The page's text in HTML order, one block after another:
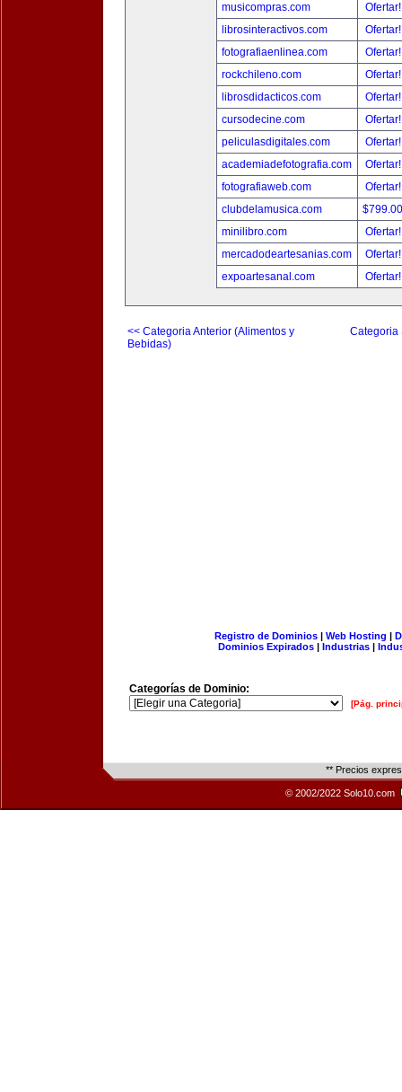
musicompras.com
librosinteractivos.com
fotografiaenlinea.com
rockchileno.com
librosdidacticos.com
cursodecine.com
peliculasdigitales.com
academiadefotografia.com
fotografiaweb.com
clubdelamusica.com
minilibro.com
mercadodeartesanias.com
expoartesanal.com
<< Categoria Anterior (Alimentos y
Bebidas)
Categoria
Registro de Dominios| Web Hosting |
Dominios Expirados | Industrias |
Categorías de Dominio:
[Pág.
** Precios
© 2002/2022 Solo10.com